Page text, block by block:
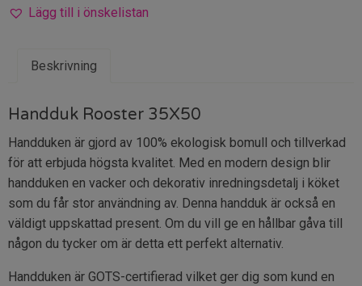
195 kr.156 kr.
Lägg till i önskelistan
Beskrivning
Handduk Rooster 35X50
Handduken är gjord av 100% ekologisk bomull och tillverkad
för att erbjuda högsta kvalitet. Med en modern design blir
handduken en vacker och dekorativ inredningsdetalj i köket
som du får stor användning av. Denna handduk är också en
väldigt uppskattad present. Om du vill ge en hållbar gåva till
någon du tycker om är detta ett perfekt alternativ.
Handduken är GOTS-certifierad vilket ger dig som kund en